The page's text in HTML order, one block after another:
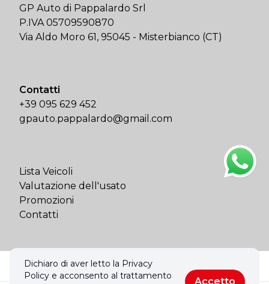
GP Auto di Pappalardo Srl
P.IVA 05709590870
Via Aldo Moro 61, 95045 - Misterbianco (CT)
Contatti
+39 095 629 452
gpauto.pappalardo@gmail.com
Lista Veicoli
Valutazione dell'usato
Promozioni
Contatti
Dichiaro di aver letto la Privacy
Policy e acconsento al trattamento
Accetto
© 2026 GP Auto di Pappalardo Srl. Tutti i diritti riservati.
Privacy policy & Cookies policy